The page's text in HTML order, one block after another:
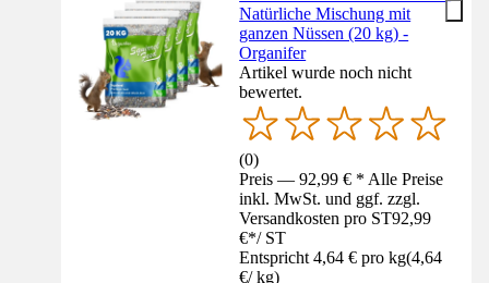
Natürliche Mischung mit
ganzen Nüssen (20 kg) -
Organifer
Artikel wurde noch nicht
bewertet.
(0)
Preis — 92,99 € * Alle Preise
inkl. MwSt. und ggf. zzgl.
Versandkosten pro ST92,99
€*/ ST
Entspricht 4,64 € pro kg(4,64
€/ kg)